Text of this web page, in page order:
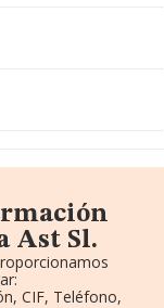
Ast Sl.
CIF, Teléfono,